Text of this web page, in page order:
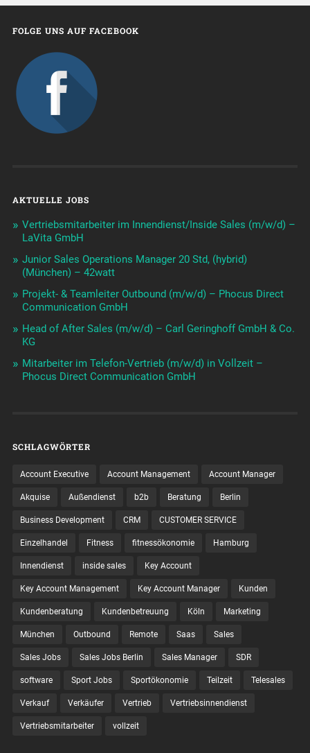
FOLGE UNS AUF FACEBOOK
AKTUELLE JOBS
Vertriebsmitarbeiter im Innendienst/Inside Sales (m/w/d) –
LaVita GmbH
Junior Sales Operations Manager 20 Std, (hybrid)
(München) – 42watt
Projekt- & Teamleiter Outbound (m/w/d) – Phocus Direct
Communication GmbH
Head of After Sales (m/w/d) – Carl Geringhoff GmbH & Co.
KG
Mitarbeiter im Telefon-Vertrieb (m/w/d) in Vollzeit –
Phocus Direct Communication GmbH
SCHLAGWÖRTER
Account Executive Account Management Account Manager
Akquise Außendienst b2b Beratung Berlin
Business Development CRM CUSTOMER SERVICE
Einzelhandel Fitness fitnessökonomie Hamburg
Innendienst inside sales Key Account
Key Account Management Key Account Manager Kunden
Kundenberatung Kundenbetreuung Köln Marketing
München Outbound Remote Saas Sales
Sales Jobs Sales Jobs Berlin Sales Manager SDR
software Sport Jobs Sportökonomie Teilzeit Telesales
Verkauf Verkäufer Vertrieb Vertriebsinnendienst
Vertriebsmitarbeiter vollzeit